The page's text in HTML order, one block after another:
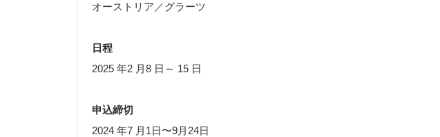
オーストリア／グラーツ
日程
2025 年2 月8 日～ 15 日
申込締切
2024 年7 月1日〜9月24日